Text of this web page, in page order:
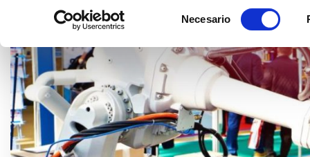
e
e
i
ó
n
Necesario